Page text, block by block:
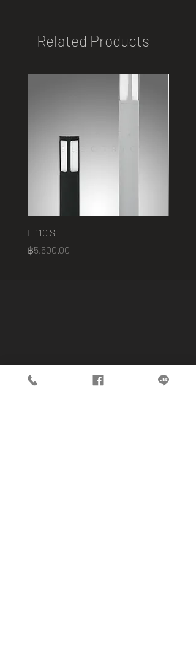
Related Products
F 110 S
Price
฿5,500.00